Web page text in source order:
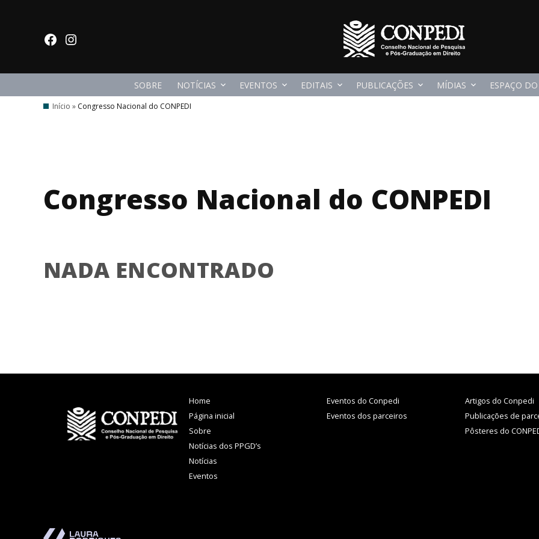
facebookInstagram
SOBRE NOTÍCIAS EVENTOS EDITAIS PUBLICAÇÕES MÍDIAS ESPAÇO
Início » Congresso Nacional do CONPEDI
Congresso Nacional do CONPEDI
NADA ENCONTRADO
Home
Página inicial
Sobre
Notícias dos PPGD’s
Notícias
Eventos
Eventos do Conpedi
Eventos dos parceiros
Artigos do Conpedi
Publicações de
Pôsteres do